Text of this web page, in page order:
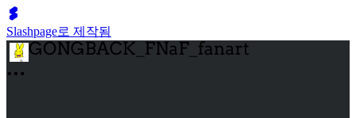
Slashpage로 제작됨